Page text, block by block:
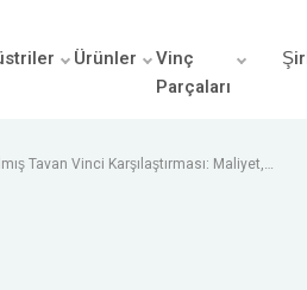
Ürünler
Vinç
Parçaları
Tavan Vinci Karşılaştırması: Maliyet,